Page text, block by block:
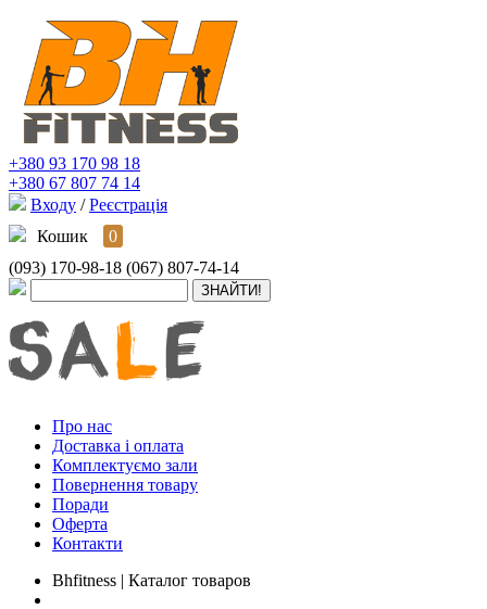
+380 93 170 98 18
+380 67 807 74 14
Входу / Реєстрація
Кошик
0
(093) 170-98-18 (067) 807-74-14
Про нас
Доставка і оплата
Комплектуємо зали
Повернення товару
Поради
Оферта
Контакти
Bhfitness | Каталог товаров